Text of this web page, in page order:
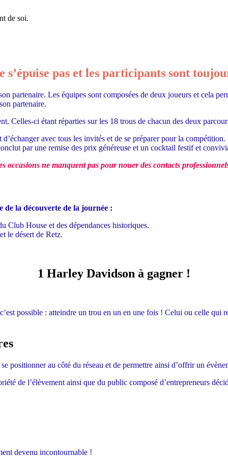
de soi.
s’épuise pas et les participants sont
partenaire. Les équipes sont composées de deux joueurs et cela
partenaire.
Celles-ci étant réparties sur les 18 trous de chacun des deux
avec tous les invités et de se préparer pour la
par une remise des prix généreuse et un cocktail festif et
occasions ne manquent pas pour nouerdes contacts
de la découverte de la journée :
Club House et des dépendances historiques.
le désert de Retz.
1 Harley Davidson à gagner !
possible : atteindre un trou en un en une fois ! Celui ou celle qui
positionner au côté du réseau et de permettre ainsi d’offrir un
de l’élèvement ainsi que du public composé d’entrepreneurs
devenu incontournable !